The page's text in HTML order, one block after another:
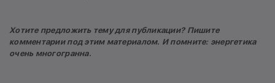
Хотите предложить тему для публикации? Пишите
комментарии под этим материалом. И помните: энергетика
очень многогранна.